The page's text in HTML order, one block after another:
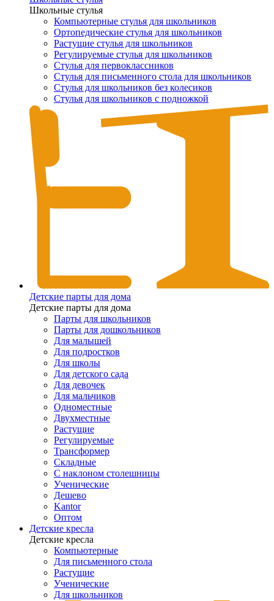
Школьные стулья
Компьютерные стулья для школьников
Ортопедические стулья для школьников
Растущие стулья для школьников
Регулируемые стулья для школьников
Стулья для первоклассников
Стулья для письменного стола для школьников
Стулья для школьников без колесиков
Стулья для школьников с подножкой
Детские парты для дома
Детские парты для дома
Парты для школьников
Парты для дошкольников
Для малышей
Для подростков
Для школы
Для детского сада
Для девочек
Для мальчиков
Одноместные
Двухместные
Растущие
Регулируемые
Трансформер
Складные
С наклоном столешницы
Ученические
Дешево
Kantor
Оптом
Детские кресла
Детские кресла
Компьютерные
Для письменного стола
Растущие
Ученические
Для школьников